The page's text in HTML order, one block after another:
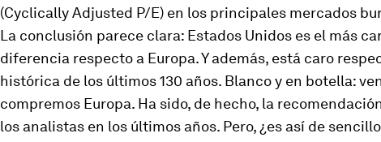
(Cyclically Adjusted P/E) en los principales mercados
La conclusión parece clara: Estados Unidos es el más
diferencia respecto a Europa. Y además, está caro
histórica de los últimos 130 años. Blanco y en botella:
compremos Europa. Ha sido, de hecho, la
los analistas en los últimos años. Pero, ¿es así de